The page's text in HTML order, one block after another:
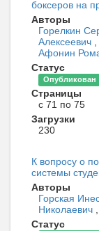
боксеров на
Авторы
Горелкин
Алексеевич ,
Афонин
Статус
Опубликован
Страницы
с 71 по 75
Загрузки
230
К вопросу о
системы
Авторы
Горская
Николаевич ,
Статус